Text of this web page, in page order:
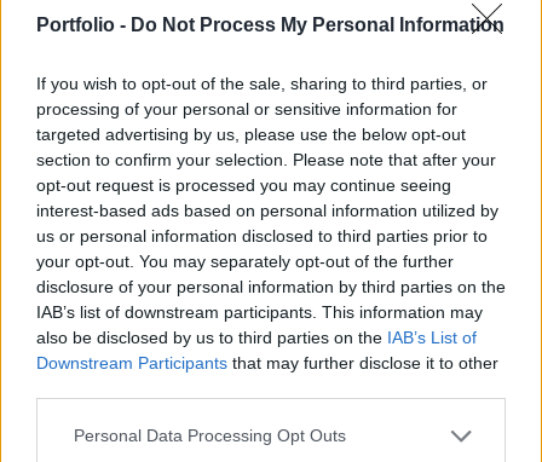
Portfolio - Do Not Process My Personal Information
If you wish to opt-out of the sale, sharing to third parties, or
processing of your personal or sensitive information for
targeted advertising by us, please use the below opt-out
section to confirm your selection. Please note that after your
opt-out request is processed you may continue seeing
interest-based ads based on personal information utilized by
us or personal information disclosed to third parties prior to
your opt-out. You may separately opt-out of the further
disclosure of your personal information by third parties on the
IAB’s list of downstream participants. This information may
also be disclosed by us to third parties on the IAB’s List of
Downstream Participants that may further disclose it to other
Personal Data Processing Opt Outs
ELŐFIZETŐI TARTALOM
Üldözőbe vette a gazdagokat Kína
Portfolio
2024. október 15. 14:04
Kína is beáll azon országok sorába, amelyek extra
adókkal sújtják a szupergazdagokat. Az új terv
szerint a vagyonos kínaiaknak a tengerentúli
befektetéseikből származó nyereségekre kellene
több adót fizetniük – írja a Bloomberg.
szűk körű, exkluzív meetupja a magyar vagyonkezelői piac